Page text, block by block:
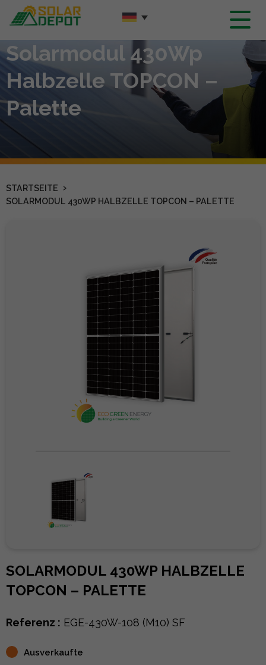
Hauptinhalt
Solarmodul 430Wp
Halbzelle TOPCON –
Palette
STARTSEITE ›
SOLARMODUL 430WP HALBZELLE TOPCON – PALETTE
SOLARMODUL 430WP HALBZELLE
TOPCON – PALETTE
Referenz : EGE-430W-108 (M10) SF
Ausverkaufte